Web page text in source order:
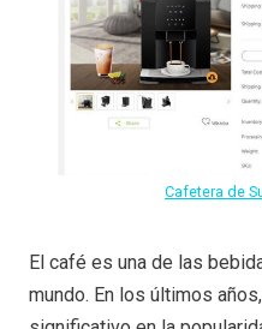
Cafetera de
El café es una de las
mundo. En los últimos